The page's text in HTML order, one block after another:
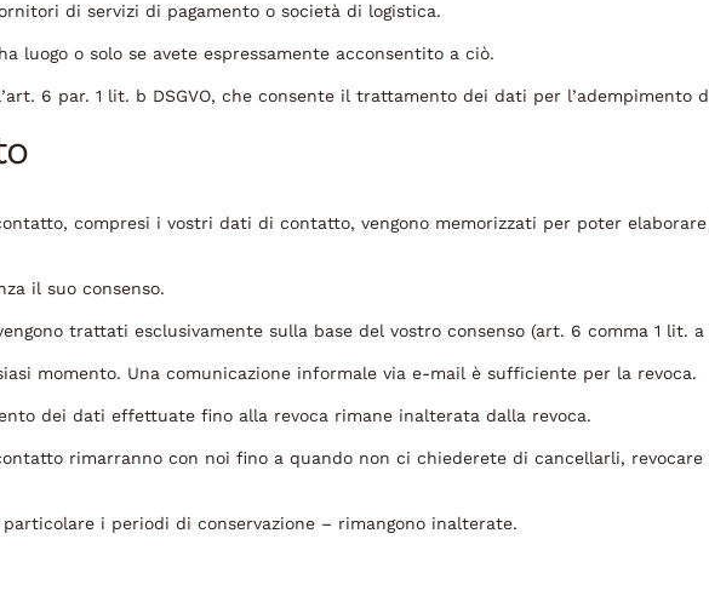
di servizi di pagamento o società di logistica.
luogo o solo se avete espressamente acconsentito a ciò.
6 par. 1 lit. b DSGVO, che consente il trattamento dei dati per
compresi i vostri dati di contatto, vengono memorizzati per poter
il suo consenso.
trattati esclusivamente sulla base del vostro consenso (art. 6 comma 1 lit. a
momento. Una comunicazione informale via e-mail è sufficiente per la revoca.
dei dati effettuate fino alla revoca rimane inalterata dalla revoca.
rimarranno con noi fino a quando non ci chiederete di cancellarli,
i periodi di conservazione – rimangono inalterate.